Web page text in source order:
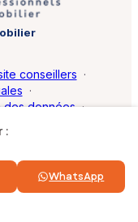
:
WhatsApp
réservés.
conseillers ·
·
des données ·